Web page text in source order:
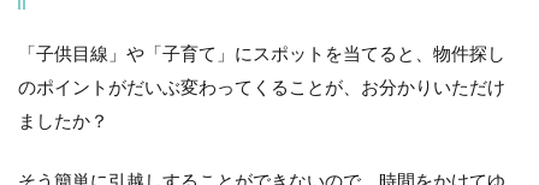
「子供目線」や「子育て」にスポットを当てると、物件探し
のポイントがだいぶ変わってくることが、お分かりいただけ
ましたか？
そう簡単に引越しすることができないので、時間をかけてゆ